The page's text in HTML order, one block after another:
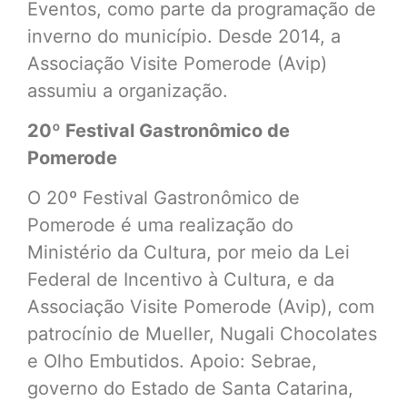
Eventos, como parte da programação de
inverno do município. Desde 2014, a
Associação Visite Pomerode (Avip)
assumiu a organização.
20º Festival Gastronômico de
Pomerode
O 20º Festival Gastronômico de
Pomerode é uma realização do
Ministério da Cultura, por meio da Lei
Federal de Incentivo à Cultura, e da
Associação Visite Pomerode (Avip), com
patrocínio de Mueller, Nugali Chocolates
e Olho Embutidos. Apoio: Sebrae,
governo do Estado de Santa Catarina,